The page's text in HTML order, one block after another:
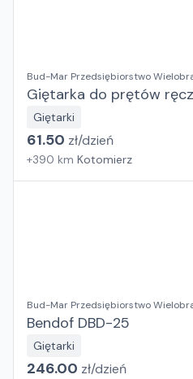
Bud-Mar Przedsiębiorstwo
Giętarka do prętów
Giętarki
61.50 zł/dzień
+390 km Kotomierz
Bud-Mar Przedsiębiorstwo
Bendof DBD-25
Giętarki
246.00 zł/dzień